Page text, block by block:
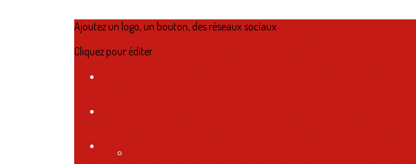
Ajoutez un logo, un bouton, des réseaux sociaux
Cliquez pour éditer